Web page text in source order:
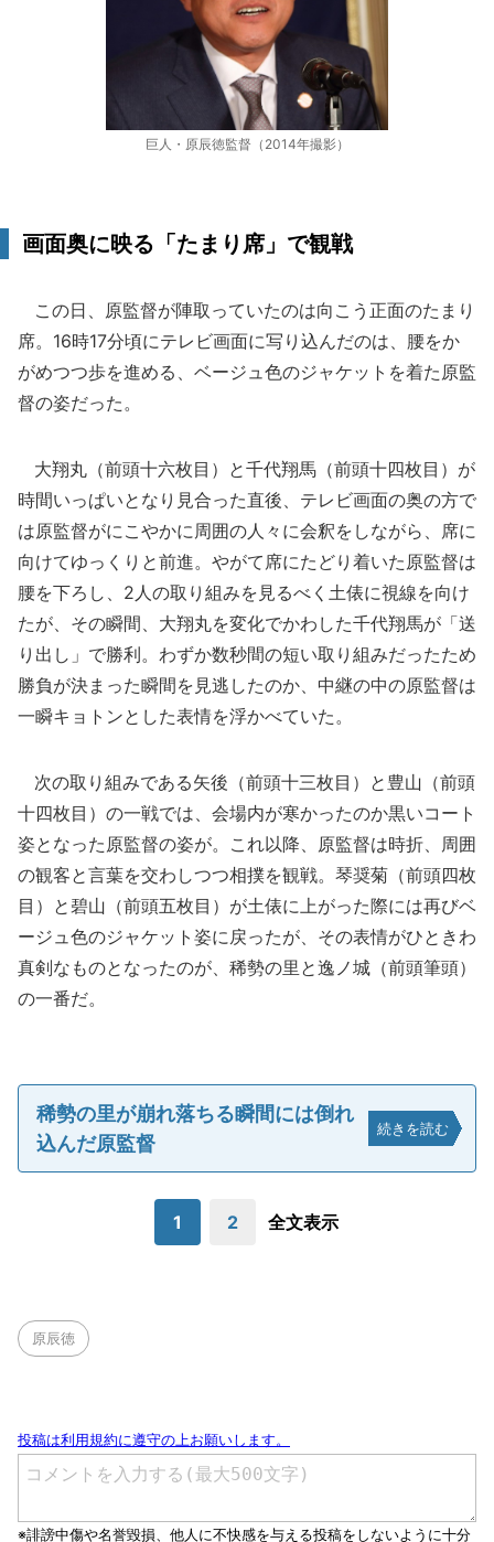
巨人・原辰徳監督（2014年撮影）
画面奥に映る「たまり席」で観戦
この日、原監督が陣取っていたのは向こう正面のたまり
席。16時17分頃にテレビ画面に写り込んだのは、腰をか
がめつつ歩を進める、ベージュ色のジャケットを着た原監
督の姿だった。
大翔丸（前頭十六枚目）と千代翔馬（前頭十四枚目）が
時間いっぱいとなり見合った直後、テレビ画面の奥の方で
は原監督がにこやかに周囲の人々に会釈をしながら、席に
向けてゆっくりと前進。やがて席にたどり着いた原監督は
腰を下ろし、2人の取り組みを見るべく土俵に視線を向け
たが、その瞬間、大翔丸を変化でかわした千代翔馬が「送
り出し」で勝利。わずか数秒間の短い取り組みだったため
勝負が決まった瞬間を見逃したのか、中継の中の原監督は
一瞬キョトンとした表情を浮かべていた。
次の取り組みである矢後（前頭十三枚目）と豊山（前頭
十四枚目）の一戦では、会場内が寒かったのか黒いコート
姿となった原監督の姿が。これ以降、原監督は時折、周囲
の観客と言葉を交わしつつ相撲を観戦。琴奨菊（前頭四枚
目）と碧山（前頭五枚目）が土俵に上がった際には再びベ
ージュ色のジャケット姿に戻ったが、その表情がひときわ
真剣なものとなったのが、稀勢の里と逸ノ城（前頭筆頭）
の一番だ。
稀勢の里が崩れ落ちる瞬間には倒れ
込んだ原監督
続きを読む
1 2 全文表示
原辰徳